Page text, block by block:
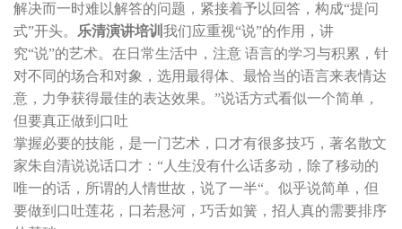
解决而一时难以解答的问题，紧接着予以回答，构成“提问
式”开头。 乐清演讲培训 我们应重视“说”的作用，讲
究“说”的艺术。在日常生活中，注意 语言的学习与积累，针
对不同的场合和对象，选用最得体、最恰当的语言来表情达
意，力争获得最佳的表达效果。”说话方式看似一个简单，
但要真正做到口吐
掌握必要的技能，是一门艺术，口才有很多技巧，著名散文
家朱自清说说话口才：“人生没有什么话多动，除了移动的
唯一的话，所谓的人情世故，说了一半“。似乎说简单，但
要做到口吐莲花，口若悬河，巧舌如簧，招人真的需要排序